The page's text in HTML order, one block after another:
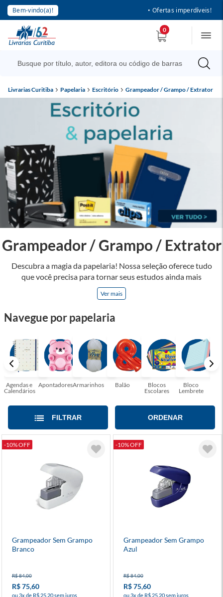
Bem-vindo(a)! • Ofertas imperdíveis!
0
Livrarias Curitiba Papelaria Escritório Grampeador / Grampo / Extrator
Descubra a magia da papelaria! Nossa seleção oferece tudo
que você precisa para tornar seus estudos ainda mais
inspiradores e produtos que tornarão sua rotina profissional
mais eficiente e agradável. Abrace a arte de escrever,
cores, ideias e possibilidades. Tenha certeza, temos a
encantadora! Seja para estudantes em busca do material
perfeito para suas aulas, profissionais que buscam organizar
seus escritórios, temos tudo que você precisa!
Ver mais
Grampeador / Grampo / Extrator
Navegue por papelaria
Agendas e
Calendários
ApontadoresArmarinhos Balão
Blocos
Escolares
Bloco
Lembrete
FILTRAR ORDENAR
-10% OFF
Grampeador Sem Grampo
Branco
R$ 84,00
R$ 75,60
ou 3x de R$ 25,20 sem juros
-10% OFF
Grampeador Sem Grampo
Azul
R$ 84,00
R$ 75,60
ou 3x de R$ 25,20 sem juros